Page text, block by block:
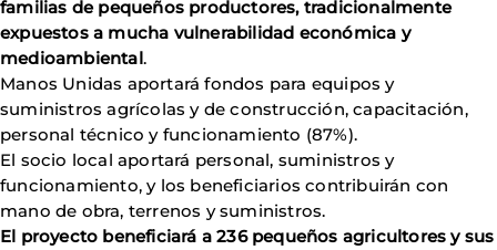
familias de pequeños productores, tradicionalmente
expuestos a mucha vulnerabilidad económica y
medioambiental.
Manos Unidas aportará fondos para equipos y
suministros agrícolas y de construcción, capacitación,
personal técnico y funcionamiento (87%).
El socio local aportará personal, suministros y
funcionamiento, y los beneficiarios contribuirán con
mano de obra, terrenos y suministros.
El proyecto beneficiará a 236 pequeños agricultores y sus